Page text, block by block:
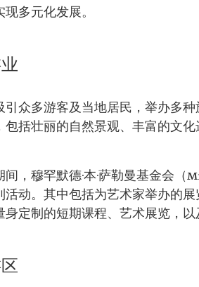
多元化发展。
引众多游客及当地居民，举办多
包括壮丽的自然景观、丰富的文
，穆罕默德·本·萨勒曼基金会
活动。其中包括为艺术家举办的
定制的短期课程、艺术展览，以